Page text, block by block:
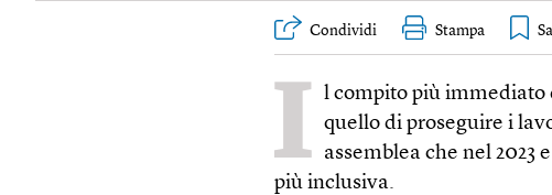
Condividi Stampa
I l compito più immediato
quello di proseguire i
assemblea che nel 2023
più inclusiva.